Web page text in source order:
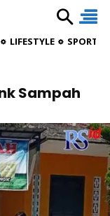
LIFESTYLE
Sampah